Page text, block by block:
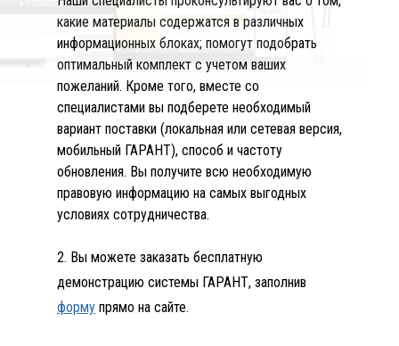
какие материалы содержатся в различных
информационных блоках; помогут подобрать
оптимальный комплект с учетом ваших
пожеланий. Кроме того, вместе со
специалистами вы подберете необходимый
вариант поставки (локальная или сетевая версия,
мобильный ГАРАНТ), способ и частоту
обновления. Вы получите всю необходимую
правовую информацию на самых выгодных
условиях сотрудничества.
2. Вы можете заказать бесплатную
демонстрацию системы ГАРАНТ, заполнив
форму прямо на сайте.